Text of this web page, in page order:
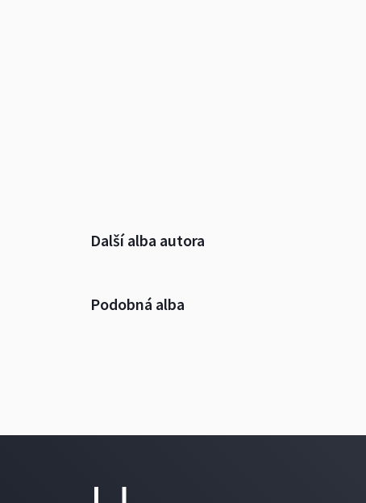
Další alba autora
Podobná alba